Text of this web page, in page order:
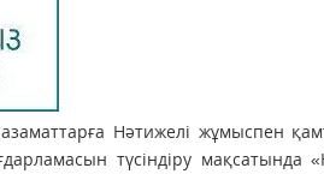
азаматтарға Нәтижелі жұмыспен
түсіндіру мақсатында